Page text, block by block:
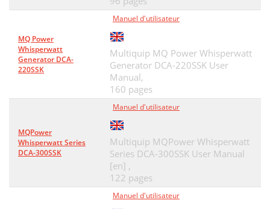
MQ Power
Whisperwatt
Generator DCA-
220SSK
Manuel d'utilisateur
Multiquip MQ Power Whisperwatt
Generator DCA-220SSK User
Manual,
160 pages
MQPower
Whisperwatt Series
DCA-300SSK
Manuel d'utilisateur
Multiquip MQPower Whisperwatt
Series DCA-300SSK User Manual
[en] ,
122 pages
Manuel d'utilisateur